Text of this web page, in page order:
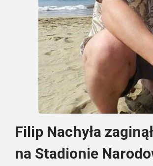
Filip Nachyła
na Stadionie